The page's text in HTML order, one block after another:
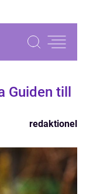
till
redaktionel